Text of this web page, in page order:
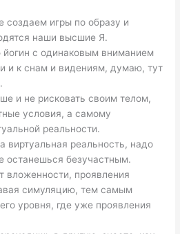
игры по образу и
наши высшие Я.
йогин с одинаковым вниманием
и к снам и видениям, думаю, тут
и не рисковать своим телом,
условия, а самому
реальности.
виртуальная реальность, надо
останешься безучастным.
вложенности, проявления
симуляцию, тем самым
уровня, где уже проявления